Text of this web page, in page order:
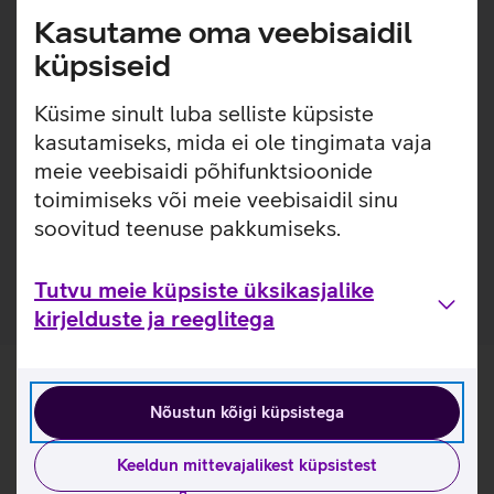
Kasutame oma veebisaidil
küpsiseid
Küsime sinult luba selliste küpsiste
kasutamiseks, mida ei ole tingimata vaja
meie veebisaidi põhifunktsioonide
toimimiseks või meie veebisaidil sinu
soovitud teenuse pakkumiseks.
Tutvu meie küpsiste üksikasjalike
kirjelduste ja reeglitega
Nõustun kõigi küpsistega
Keeldun mittevajalikest küpsistest
käsikäes.
Pehme välispinnaga, lihtsasti kinnitatav silikoonümbris,
ümbrise kinnitamise ja eemaldamise väga lihtsaks.
Ümbrise seespool on pehme mikrokiust vooder, mis tagab
telefonile veelgi suurema kaitse. Ümbrisega on võimalik
kasutada Qi või MagSafe juhtmevaba laadimist ilma seda
eemaldamata. Lisaks saab ümbrise tagaküljele mugavalt
kinnitada ka rahatasku.